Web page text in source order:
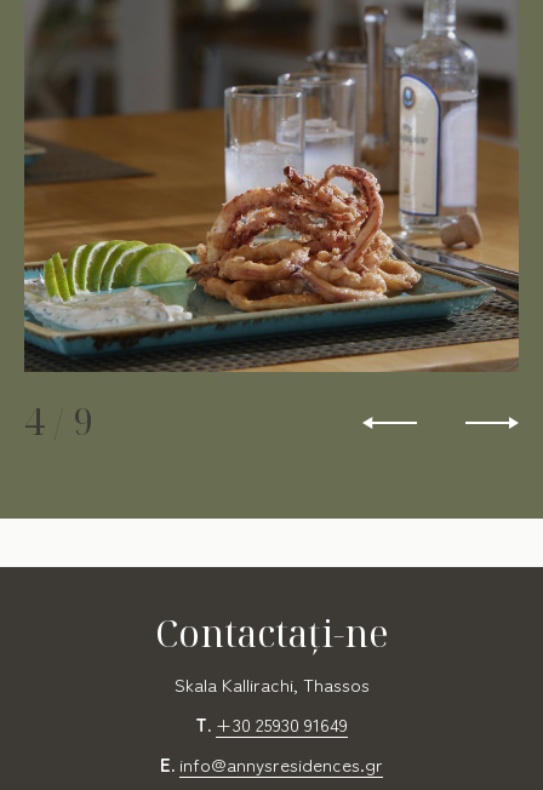
4 9
Contactaţi-ne
Skala Kallirachi, Thassos
T. +30 25930 91649
E. info@annysresidences.gr